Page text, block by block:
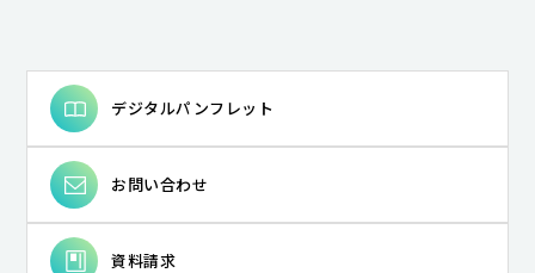
デジタルパンフレット
お問い合わせ
資料請求